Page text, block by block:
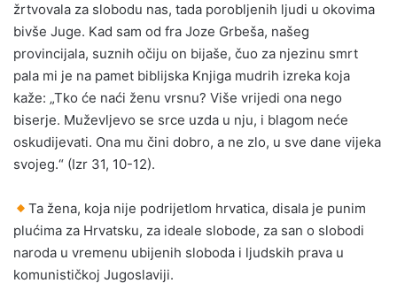
žrtvovala za slobodu nas, tada porobljenih ljudi u okovima
bivše Juge. Kad sam od fra Joze Grbeša, našeg
provincijala, suznih očiju on bijaše, čuo za njezinu smrt
pala mi je na pamet biblijska Knjiga mudrih izreka koja
kaže: „Tko će naći ženu vrsnu? Više vrijedi ona nego
biserje. Muževljevo se srce uzda u nju, i blagom neće
oskudijevati. Ona mu čini dobro, a ne zlo, u sve dane vijeka
svojeg.“ (Izr 31, 10-12).
Ta žena, koja nije podrijetlom hrvatica, disala je punim
plućima za Hrvatsku, za ideale slobode, za san o slobodi
naroda u vremenu ubijenih sloboda i ljudskih prava u
komunističkoj Jugoslaviji.